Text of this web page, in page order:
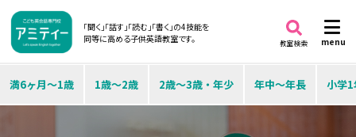
「聞く」「話す」「読む」「書く」の4技能を
同等に高める子供英語教室です。
menu
教室検索
満6ヶ月～1歳 1歳～2歳 2歳～3歳・年少 年中～年長 小学